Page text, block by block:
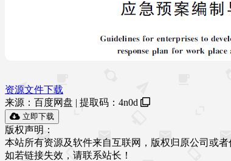
资源文件下载
来源：百度网盘 | 提取码： 4n0d
立即下载
版权声明：
本站所有资源及软件来自互联网，版权归原公司或
如若链接失效，请联系站长！